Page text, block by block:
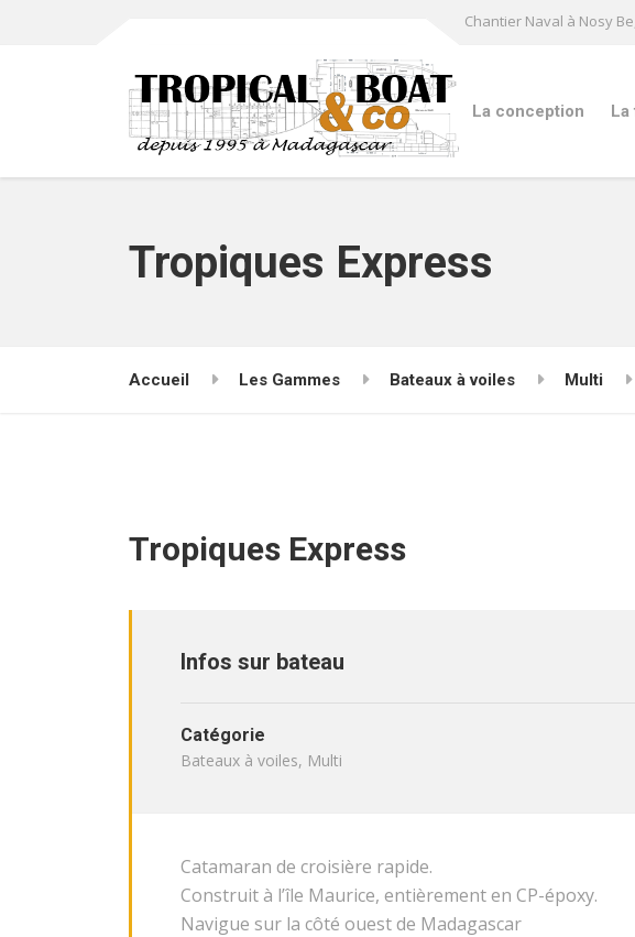
Chantier Naval à Nosy
La conception La
Tropiques Express
Accueil Les Gammes Bateaux à voiles Multi
Tropiques Express
Infos sur bateau
Catégorie
Bateaux à voiles, Multi
Catamaran de croisière rapide.
Construit à l’île Maurice, entièrement en CP-époxy.
Navigue sur la côté ouest de Madagascar